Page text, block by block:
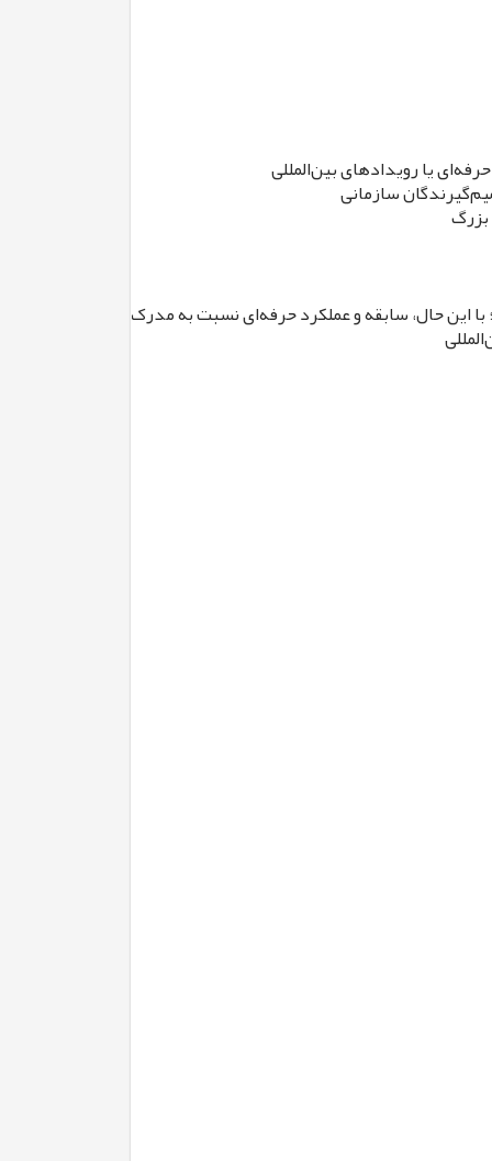
این حال، سابقه و عملکرد حرفه‌ای نسبت به مدرک تحصیلی در اولویت